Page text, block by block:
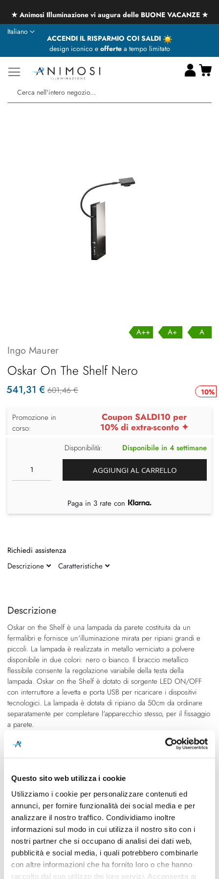
Questo sito web utilizza i cookie
Utilizziamo i cookie per personalizzare contenuti ed
annunci, per fornire funzionalità dei social media e per
analizzare il nostro traffico. Condividiamo inoltre
informazioni sul modo in cui utilizza il nostro sito con i
nostri partner che si occupano di analisi dei dati web,
pubblicità e social media, i quali potrebbero combinarle
con altre informazioni che ha fornito loro o che hanno
raccolto dal suo utilizzo dei loro servizi. Acconsenta ai
★ Animosi Illuminazione vi augura delle BUONE VACANZE ★
ACCENDI IL RISPARMIO COI SALDI
design iconico e offertea tempo limitato
Lingua
Italiano
fine
galleria
di
immagini
della
di
immagini
Descrizione
Oskar on the Shelf è una lampada da parete costituita da un
fermalibri e fornisce un'illuminazione mirata per ripiani grandi e
piccoli. La lampada è realizzata in metallo verniciato a polvere
disponibile in due colori: nero o bianco. Il braccio metallico
flessibile consente la regolazione variabile della testa della
lampada. Oskar on the Shelf è dotato di sorgente LED ON/OFF
con interruttore a levetta e porta USB per ricaricare i dispositivi
tecnologici. La lampada è dotata di ripiano da 50cm da ordinare
separatamente per completare l'apparecchio stesso, per il fissaggio
a parete.
Caratteristiche
Cod.Art.
Designer
Dimensioni
H 350mm
Sorgente luminosa
Led integrato
Potenza e attacco
6W - 2700K - 700Lm - CRI90 -
100-240V
Dimmerazione
On/Off
A++ A+ A
Ingo Maurer
Oskar On The Shelf Nero
10%
541,31 € 601,46 €
Promozione in
corso:
Coupon SALDI10 per
10% di extra-sconto ✦
Disponibilità: Disponibile in 4 settimane
AGGIUNGI AL CARRELLO
Paga in 3 rate con
Richiedi assistenza
Descrizione
Caratteristiche